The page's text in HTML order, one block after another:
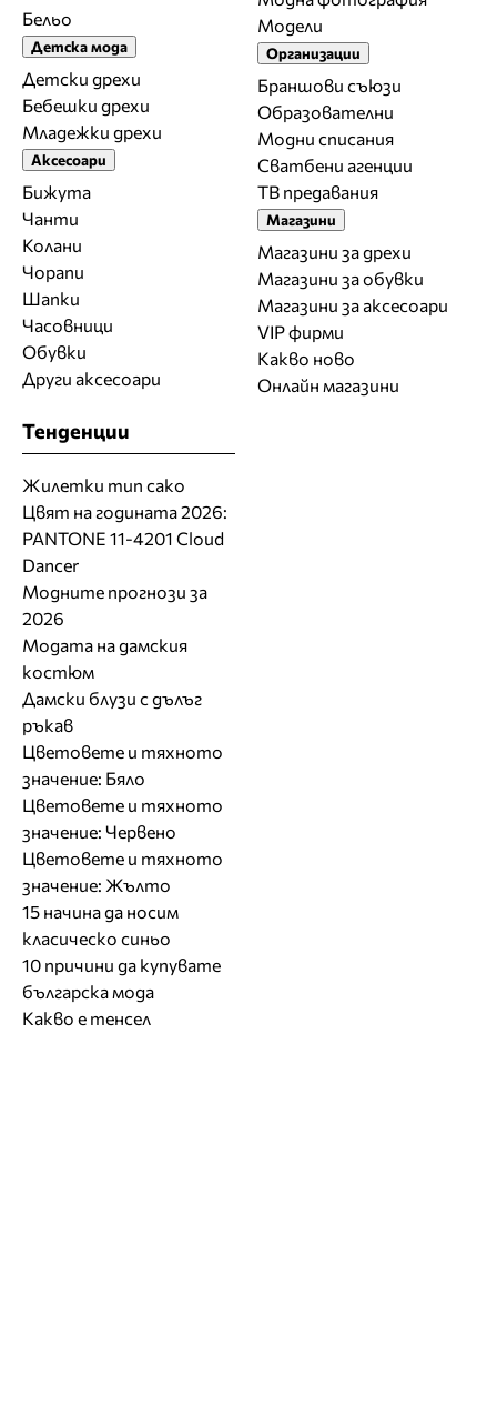
Бельо
Детска мода
Детски дрехи
Бебешки дрехи
Младежки дрехи
Аксесоари
Бижута
Чанти
Колани
Чорапи
Шапки
Часовници
Обувки
Други аксесоари
Модели
Организации
Браншови съюзи
Образователни
Модни списания
Сватбени агенции
ТВ предавания
Магазини
Магазини за дрехи
Магазини за обувки
Магазини за aксесоари
VIP фирми
Какво ново
Онлайн магазини
Тенденции
Жилетки тип сако
Цвят на годината 2026:
PANTONE 11-4201 Cloud
Dancer
Модните прогнози за
2026
Модата на дамския
костюм
Дамски блузи с дълъг
ръкав
Цветовете и тяхното
значение: Бяло
Цветовете и тяхното
значение: Червено
Цветовете и тяхното
значение: Жълто
15 начина да носим
класическо синьо
10 причини да купувате
българска мода
Какво е тенсел